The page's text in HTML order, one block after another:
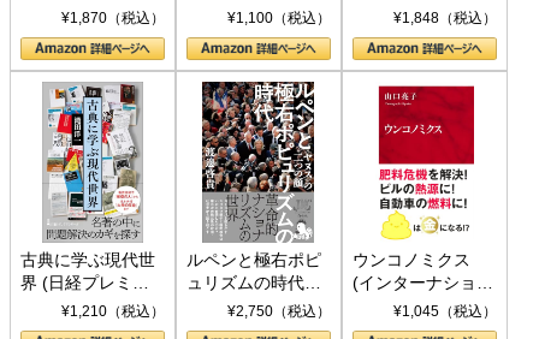
トランプとBRICS
の挑戦
¥1,870（税込）
下、ソ連参戦、そ
して聖断 (PHP新
書)
¥1,100（税込） ¥1,848（税込）
古典に学ぶ現代世
界 (日経プレミア
シリーズ)¥1,210（税込）
ルペンと極右ポピ
ュリズムの時代：
〈ヤヌス〉の二つ
の顔
¥2,750（税込）
ウンコノミクス
(インターナショナ
ル新書)¥1,045（税込）